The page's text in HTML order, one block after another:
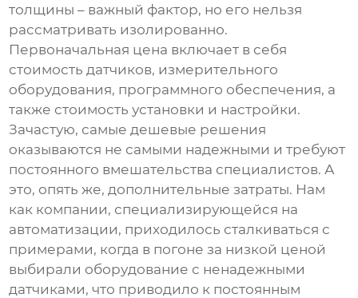
толщины – важный фактор, но его нельзя
рассматривать изолированно.
Первоначальная цена включает в себя
стоимость датчиков, измерительного
оборудования, программного обеспечения, а
также стоимость установки и настройки.
Зачастую, самые дешевые решения
оказываются не самыми надежными и требуют
постоянного вмешательства специалистов. А
это, опять же, дополнительные затраты. Нам
как компании, специализирующейся на
автоматизации, приходилось сталкиваться с
примерами, когда в погоне за низкой ценой
выбирали оборудование с ненадежными
датчиками, что приводило к постоянным